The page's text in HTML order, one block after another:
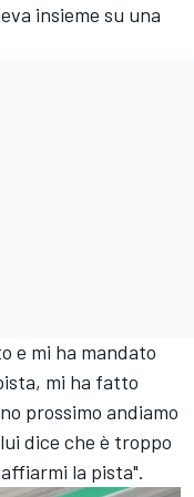
insieme su una
e mi ha mandato
mi ha fatto
prossimo andiamo
dice che è troppo
la pista".